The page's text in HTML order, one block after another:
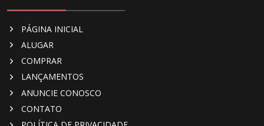
PÁGINA INICIAL
ALUGAR
COMPRAR
LANÇAMENTOS
ANUNCIE CONOSCO
CONTATO